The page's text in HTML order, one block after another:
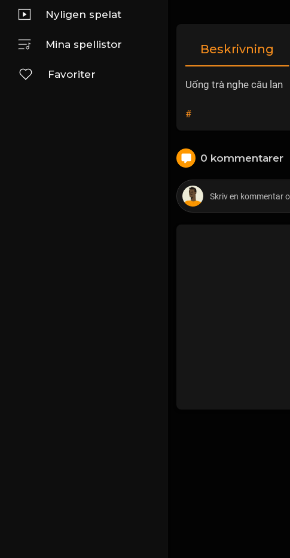
Nyligen spelat
Mina spellistor
Favoriter
Beskrivning
Uống trà nghe câu lan
#
0 kommentarer